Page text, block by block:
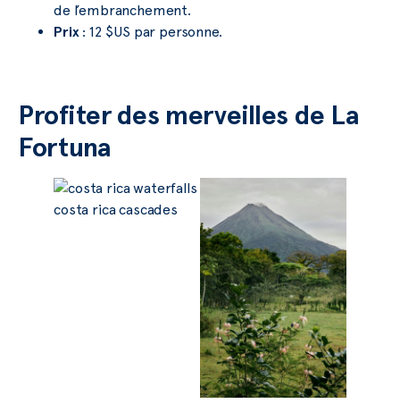
de l’embranchement.
Prix : 12 $US par personne.
Profiter des merveilles de La
Fortuna